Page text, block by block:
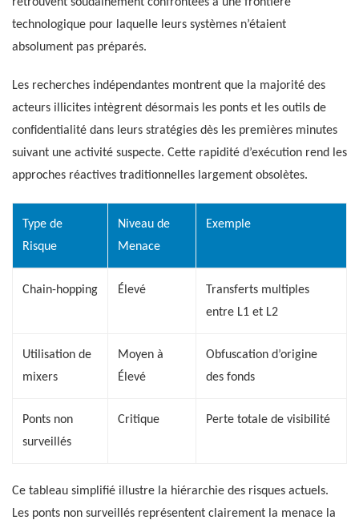
technologique pour laquelle leurs systèmes n’étaient
absolument pas préparés.
Les recherches indépendantes montrent que la majorité des
acteurs illicites intègrent désormais les ponts et les outils de
confidentialité dans leurs stratégies dès les premières minutes
suivant une activité suspecte. Cette rapidité d’exécution rend les
approches réactives traditionnelles largement obsolètes.
Type de
Risque
Niveau de
Menace
Exemple
Chain-hopping Élevé
Transferts multiples
entre L1 et L2
Utilisation de
mixers
Moyen à
Élevé
Obfuscation d’origine
des fonds
Ponts non
surveillés
Critique Perte totale de visibilité
Ce tableau simplifié illustre la hiérarchie des risques actuels.
Les ponts non surveillés représentent clairement la menace la